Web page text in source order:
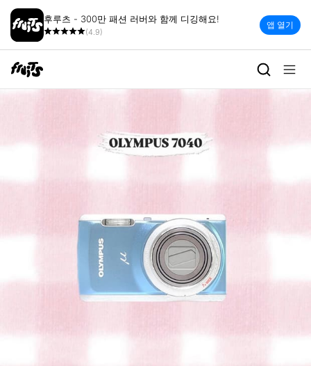
후루츠 - 300만 패션 러버와 함께 디깅해요!
(4.9)
앱 열기